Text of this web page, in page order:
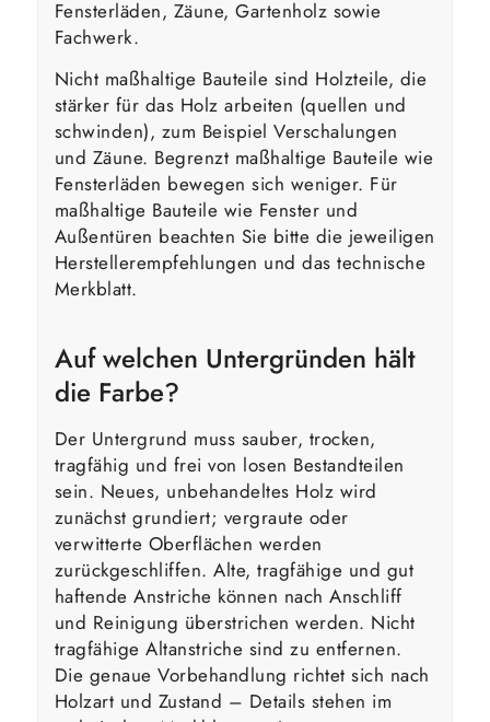
Fensterläden, Zäune, Gartenholz sowie
Fachwerk.
Nicht maßhaltige Bauteile sind Holzteile, die
stärker für das Holz arbeiten (quellen und
schwinden), zum Beispiel Verschalungen
und Zäune. Begrenzt maßhaltige Bauteile wie
Fensterläden bewegen sich weniger. Für
maßhaltige Bauteile wie Fenster und
Außentüren beachten Sie bitte die jeweiligen
Herstellerempfehlungen und das technische
Merkblatt.
Auf welchen Untergründen hält
die Farbe?
Der Untergrund muss sauber, trocken,
tragfähig und frei von losen Bestandteilen
sein. Neues, unbehandeltes Holz wird
zunächst grundiert; vergraute oder
verwitterte Oberflächen werden
zurückgeschliffen. Alte, tragfähige und gut
haftende Anstriche können nach Anschliff
und Reinigung überstrichen werden. Nicht
tragfähige Altanstriche sind zu entfernen.
Die genaue Vorbehandlung richtet sich nach
Holzart und Zustand – Details stehen im